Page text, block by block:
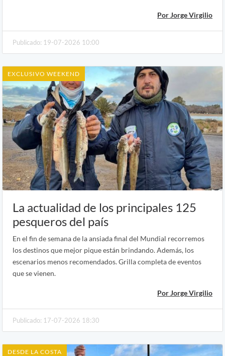
Por Jorge Virgilio
Publicado: 19-07-2026 10:00
EXCLUSIVO WEEKEND
La actualidad de los principales 125
pesqueros del país
En el fin de semana de la ansiada final del Mundial recorremos
los destinos que mejor pique están brindando. Además, los
escenarios menos recomendados. Grilla completa de eventos
que se vienen.
Por Jorge Virgilio
Publicado: 17-07-2026 18:30
DESDE LA COSTA